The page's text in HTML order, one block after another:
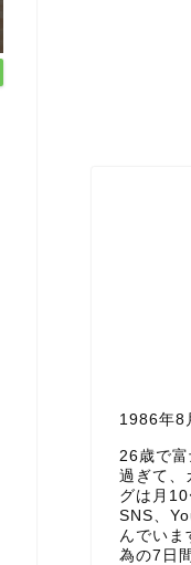
1986年8
26歳で
過ぎて、
グは月
SNS、
んでいま
為の7日